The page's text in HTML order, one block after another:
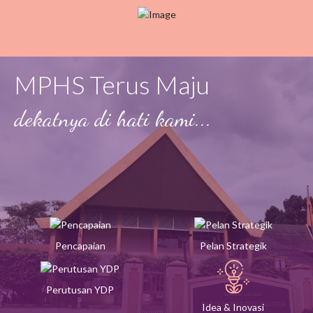
MPHS Terus Maju
dekatnya di hati kami...
Pencapaian Pelan Strategik
Perutusan YDP
Idea & Inovasi